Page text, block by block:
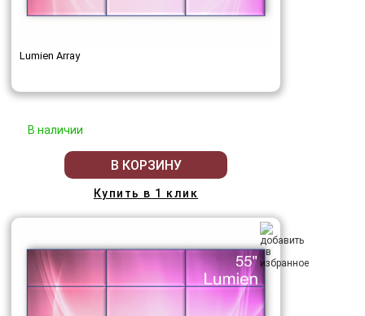
Lumien Array
В наличии
В КОРЗИНУ
Купить в 1 клик